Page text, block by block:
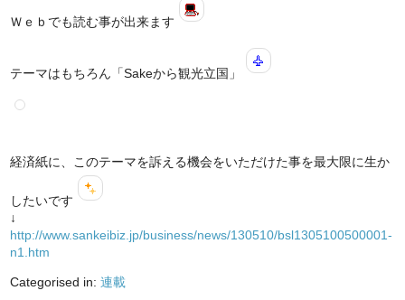
Ｗｅｂでも読む事が出来ます
テーマはもちろん「Sakeから観光立国」
経済紙に、このテーマを訴える機会をいただけた事を最大限に生か
したいです
↓
http://www.sankeibiz.jp/business/news/130510/bsl1305100500001-
n1.htm
Categorised in:連載